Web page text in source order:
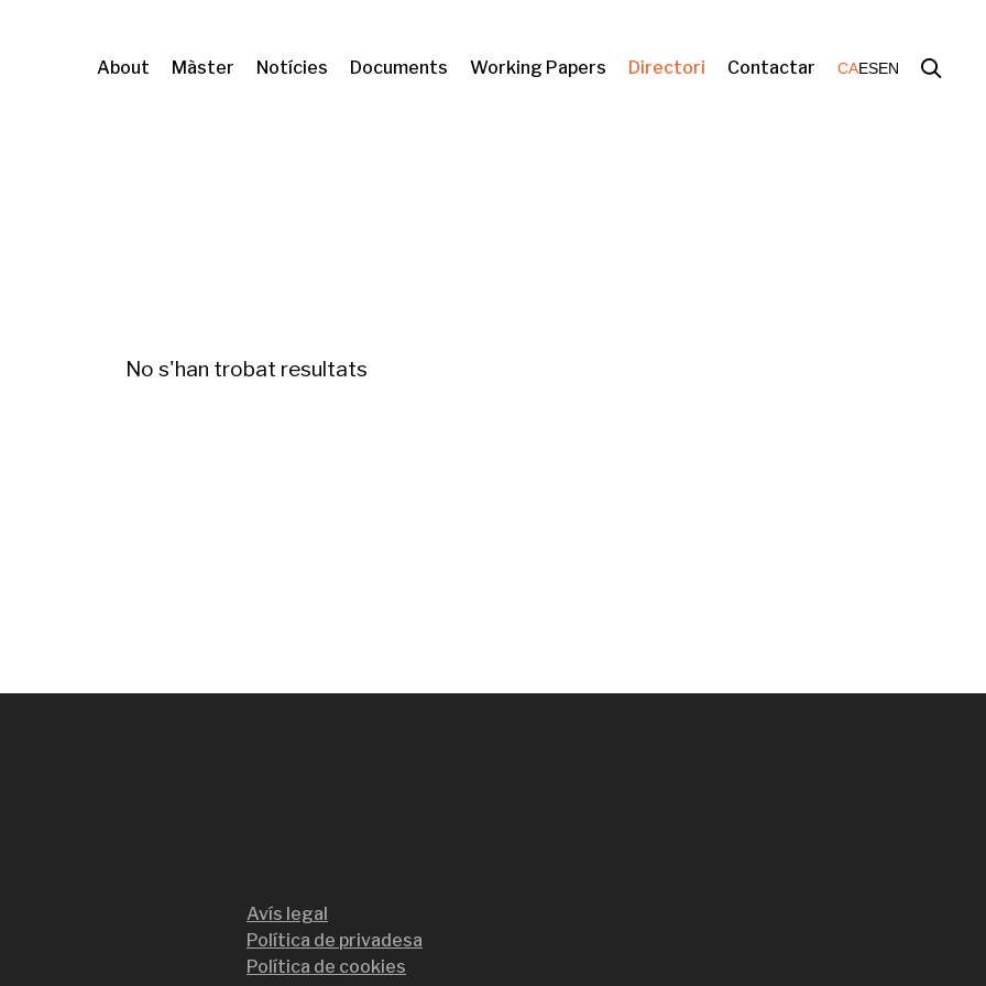
About Màster Notícies Documents Working Papers Directori Contactar CAESEN
No s'han trobat resultats
Avís legal
Política de privadesa
Política de cookies